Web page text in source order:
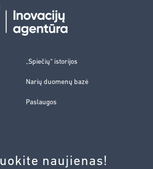
„Spiečių“ istorijos
Narių duomenų bazė
Paslaugos
naujienas!